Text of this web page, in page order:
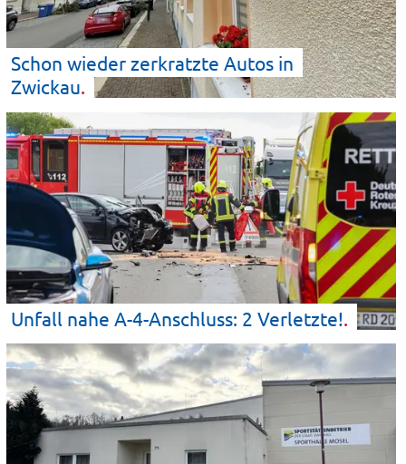
Schon wieder zerkratzte Autos in
Zwickau
Unfall nahe A-4-Anschluss: 2 Verletzte!